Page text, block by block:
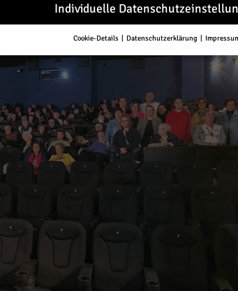
Individuelle
Cookie-Details Datenschutzerklärung
Sie unter 16 Jahre alt sind und Ihre Zustimmung zu
Cookies und andere Technologien auf unserer
während andere uns helfen, diese Website und
Personenbezogene Daten können verarbeitet
Anzeigen und Inhalte oder Anzeigen-
Informationen über die Verwendung Ihrer Daten
.
Sie eine Übersicht über alle verwendeten Cookies.
zu ganzen Kategorien geben oder sich weitere
akzeptieren
und weiter